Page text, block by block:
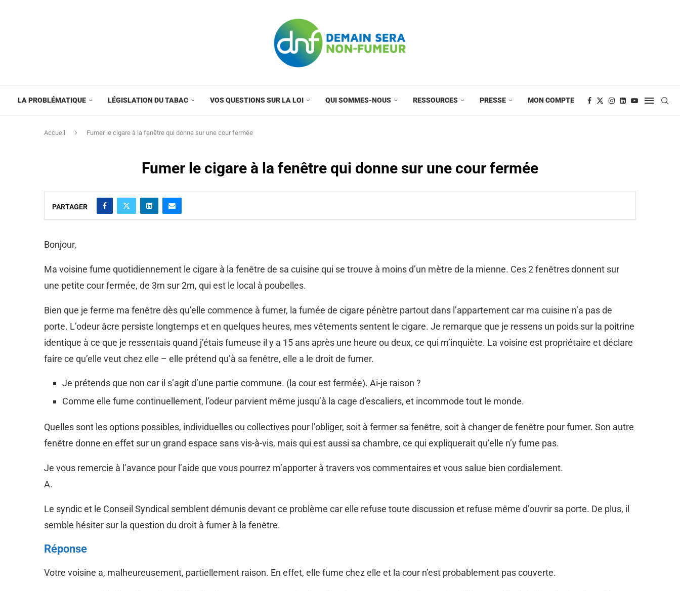
LA PROBLÉMATIQUE LÉGISLATION DU TABAC VOS QUESTIONS SUR LA LOI QUI SOMMES-NOUS RESSOURCES PRESSE MON COMPTE
Accueil Fumer le cigare à la fenêtre qui donne sur une cour fermée
Fumer le cigare à la fenêtre qui donne sur une cour fermée
PARTAGER
Bonjour,
Ma voisine fume quotidiennement le cigare à la fenêtre de sa cuisine qui se trouve à moins d’un mètre de la mienne. Ces 2 fenêtres donnent sur
une petite cour fermée, de 3m sur 2m, qui est le local à poubelles.
Bien que je ferme ma fenêtre dès qu’elle commence à fumer, la fumée de cigare pénètre partout dans l’appartement car ma cuisine n’a pas de
porte. L’odeur âcre persiste longtemps et en quelques heures, mes vêtements sentent le cigare. Je remarque que je ressens un poids sur la poitrine
identique à ce que je ressentais quand j’étais fumeuse il y a 15 ans après une heure ou deux, ce qui m’inquiète. La voisine est propriétaire et déclare
faire ce qu’elle veut chez elle – elle prétend qu’à sa fenêtre, elle a le droit de fumer.
Je prétends que non car il s’agit d’une partie commune. (la cour est fermée). Ai-je raison ?
Comme elle fume continuellement, l’odeur parvient même jusqu’à la cage d’escaliers, et incommode tout le monde.
Quelles sont les options possibles, individuelles ou collectives pour l’obliger, soit à fermer sa fenêtre, soit à changer de fenêtre pour fumer. Son autre
fenêtre donne en effet sur un grand espace sans vis-à-vis, mais qui est aussi sa chambre, ce qui expliquerait qu’elle n’y fume pas.
Je vous remercie à l’avance pour l’aide que vous pourrez m’apporter à travers vos commentaires et vous salue bien cordialement.
A.
Le syndic et le Conseil Syndical semblent démunis devant ce problème car elle refuse toute discussion et refuse même d’ouvrir sa porte. De plus, il
semble hésiter sur la question du droit à fumer à la fenêtre.
Réponse
Votre voisine a, malheureusement, partiellement raison. En effet, elle fume chez elle et la cour n’est probablement pas couverte.